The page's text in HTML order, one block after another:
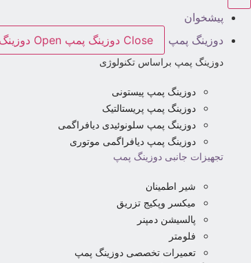
پیشخوان
دوزینگ پمپ
Close دوزینگ پمپ Open دوزینگ پمپ
دوزینگ پمپ براساس تکنولوژی
دوزینگ پمپ پیستونی
دوزینگ پمپ پریستالتیک
دوزینگ پمپ سلونوئیدی دیافراگمی
دوزینگ پمپ دیافراگمی موتوری
تجهیزات جانبی دوزینگ پمپ
شیر اطمینان
میکسر وپکیج تزریق
پالسیشن دمپنر
فلومتر
تعمیرات تخصصی دوزینگ پمپ